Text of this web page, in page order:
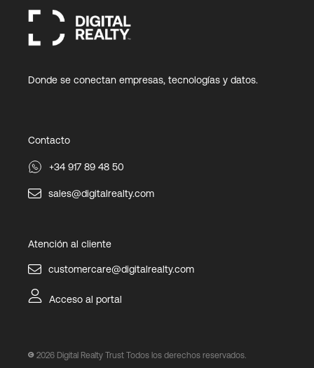
Donde se conectan empresas, tecnologías y datos.
Contacto
+34 917 89 48 50
sales@digitalrealty.com
Atención al cliente
customercare@digitalrealty.com
Acceso al portal
2026 Digital Realty Trust Todos los derechos reservados.